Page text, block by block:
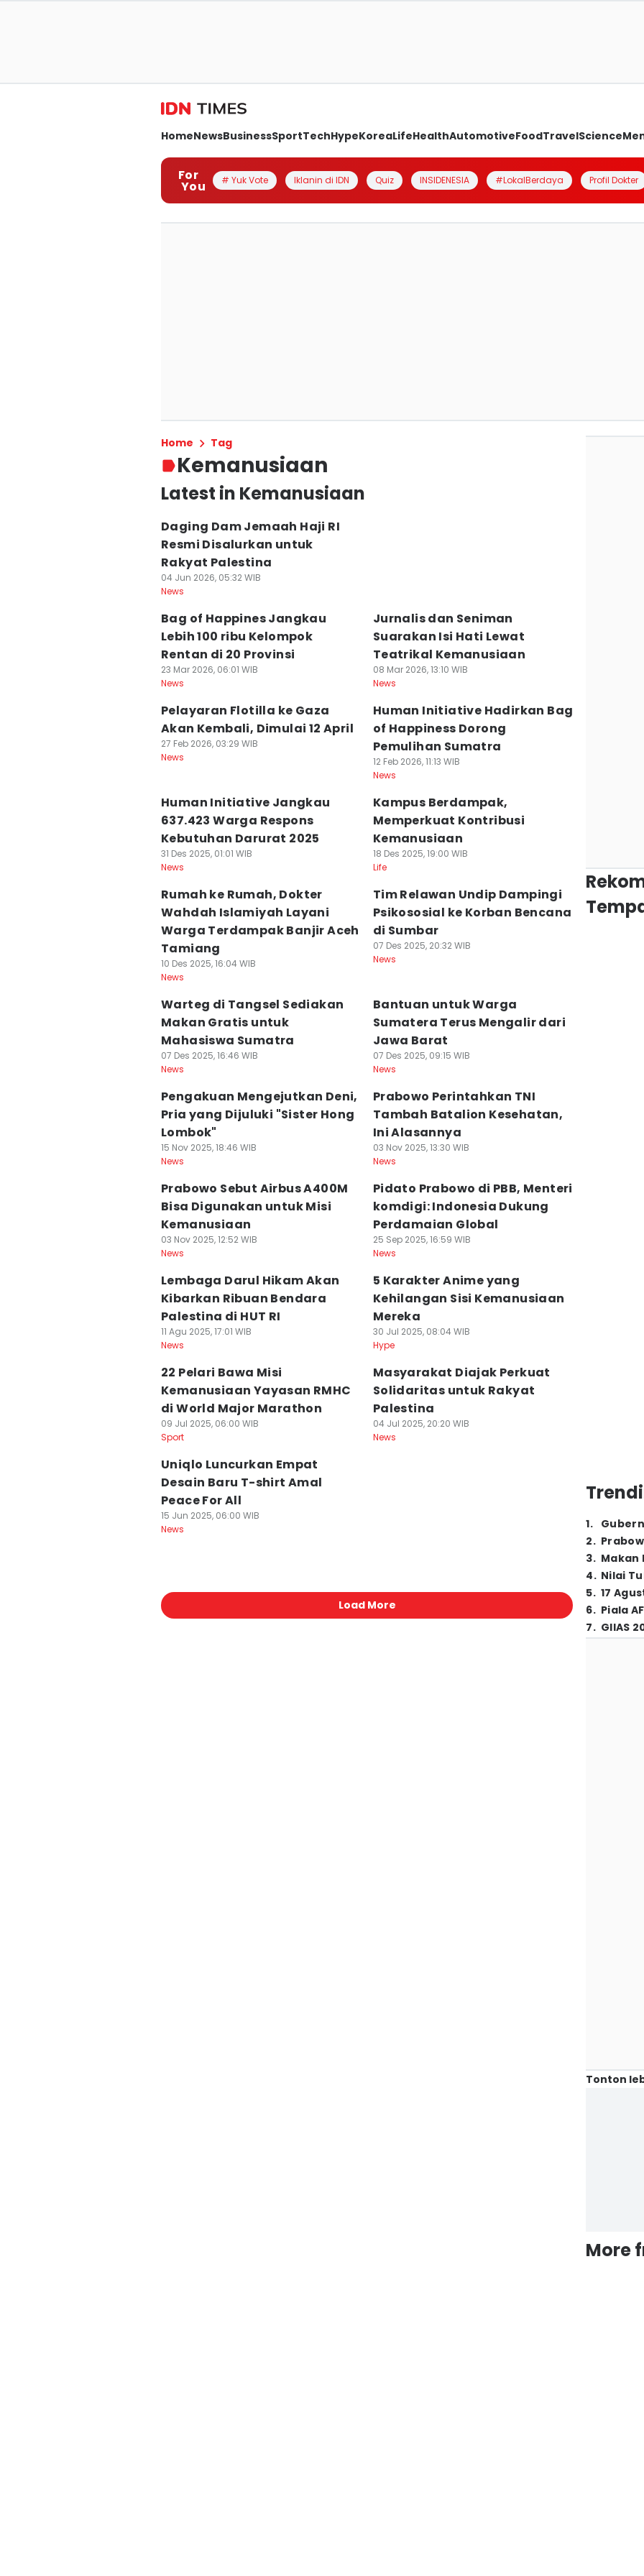
HomeNewsBusinessSportTechHypeKoreaLifeHealthAutomotiveFoodTravelScience
For
You # Yuk Vote Iklanin di IDN Quiz INSIDENESIA #LokalBerdaya Profil Dokter
Home Tag
Kemanusiaan
Latest in Kemanusiaan
Daging Dam Jemaah Haji RI
Resmi Disalurkan untuk
Rakyat Palestina
04 Jun 2026, 05:32 WIB
News
Bag of Happines Jangkau
Lebih 100 ribu Kelompok
Rentan di 20 Provinsi
23 Mar 2026, 06:01 WIB
News
Jurnalis dan Seniman
Suarakan Isi Hati Lewat
Teatrikal Kemanusiaan
08 Mar 2026, 13:10 WIB
News
Pelayaran Flotilla ke Gaza
Akan Kembali, Dimulai 12 April
27 Feb 2026, 03:29 WIB
News
Human Initiative Hadirkan Bag
of Happiness Dorong
Pemulihan Sumatra
12 Feb 2026, 11:13 WIB
News
Human Initiative Jangkau
637.423 Warga Respons
Kebutuhan Darurat 2025
31 Des 2025, 01:01 WIB
News
Kampus Berdampak,
Memperkuat Kontribusi
Kemanusiaan
18 Des 2025, 19:00 WIB
Life
Rumah ke Rumah, Dokter
Wahdah Islamiyah Layani
Warga Terdampak Banjir Aceh
Tamiang
10 Des 2025, 16:04 WIB
News
Tim Relawan Undip Dampingi
Psikososial ke Korban Bencana
di Sumbar
07 Des 2025, 20:32 WIB
News
Warteg di Tangsel Sediakan
Makan Gratis untuk
Mahasiswa Sumatra
07 Des 2025, 16:46 WIB
News
Bantuan untuk Warga
Sumatera Terus Mengalir dari
Jawa Barat
07 Des 2025, 09:15 WIB
News
Pengakuan Mengejutkan Deni,
Pria yang Dijuluki "Sister Hong
Lombok"
15 Nov 2025, 18:46 WIB
News
Prabowo Perintahkan TNI
Tambah Batalion Kesehatan,
Ini Alasannya
03 Nov 2025, 13:30 WIB
News
Prabowo Sebut Airbus A400M
Bisa Digunakan untuk Misi
Kemanusiaan
03 Nov 2025, 12:52 WIB
News
Pidato Prabowo di PBB, Menteri
komdigi: Indonesia Dukung
Perdamaian Global
25 Sep 2025, 16:59 WIB
News
Lembaga Darul Hikam Akan
Kibarkan Ribuan Bendara
Palestina di HUT RI
11 Agu 2025, 17:01 WIB
News
5 Karakter Anime yang
Kehilangan Sisi Kemanusiaan
Mereka
30 Jul 2025, 08:04 WIB
Hype
22 Pelari Bawa Misi
Kemanusiaan Yayasan RMHC
di World Major Marathon
09 Jul 2025, 06:00 WIB
Sport
Masyarakat Diajak Perkuat
Solidaritas untuk Rakyat
Palestina
04 Jul 2025, 20:20 WIB
News
Uniqlo Luncurkan Empat
Desain Baru T-shirt Amal
Peace For All
15 Jun 2025, 06:00 WIB
News
Load More
1.
2.
3. Makan
4. Nilai
5. 17
6. Piala
7. GIIAS
Tonton
More